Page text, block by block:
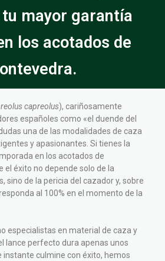
tu mayor garantía
los acotados de
capreolus), cariñosamente
españoles como «el duende del
una de las modalidades de caza
y apasionantes. Si tienes la
en los acotados de
el éxito no depende solo de la
sino de la pericia del cazador y, sobre
al 100% en el momento de la
especialistas en material de caza y
lance perfecto dura apenas unos
instante culmine con éxito, hemos